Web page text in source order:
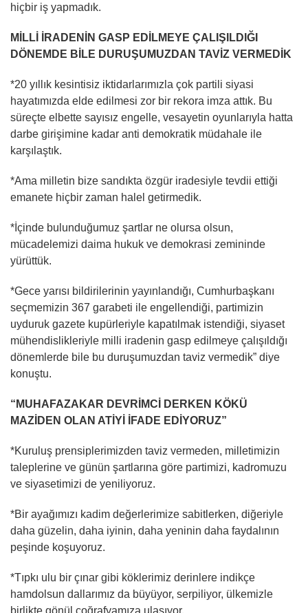
hiçbir iş yapmadık.
MİLLİ İRADENİN GASP EDİLMEYE ÇALIŞILDIĞI
DÖNEMDE BİLE DURUŞUMUZDAN TAVİZ VERMEDİK
*20 yıllık kesintisiz iktidarlarımızla çok partili siyasi
hayatımızda elde edilmesi zor bir rekora imza attık. Bu
süreçte elbette sayısız engelle, vesayetin oyunlarıyla hatta
darbe girişimine kadar anti demokratik müdahale ile
karşılaştık.
*Ama milletin bize sandıkta özgür iradesiyle tevdii ettiği
emanete hiçbir zaman halel getirmedik.
*İçinde bulunduğumuz şartlar ne olursa olsun,
mücadelemizi daima hukuk ve demokrasi zemininde
yürüttük.
*Gece yarısı bildirilerinin yayınlandığı, Cumhurbaşkanı
seçmemizin 367 garabeti ile engellendiği, partimizin
uyduruk gazete kupürleriyle kapatılmak istendiği, siyaset
mühendislikleriyle milli iradenin gasp edilmeye çalışıldığı
dönemlerde bile bu duruşumuzdan taviz vermedik” diye
konuştu.
“MUHAFAZAKAR DEVRİMCİ DERKEN KÖKÜ
MAZİDEN OLAN ATİYİ İFADE EDİYORUZ”
*Kuruluş prensiplerimizden taviz vermeden, milletimizin
taleplerine ve günün şartlarına göre partimizi, kadromuzu
ve siyasetimizi de yeniliyoruz.
*Bir ayağımızı kadim değerlerimize sabitlerken, diğeriyle
daha güzelin, daha iyinin, daha yeninin daha faydalının
peşinde koşuyoruz.
*Tıpkı ulu bir çınar gibi köklerimiz derinlere indikçe
hamdolsun dallarımız da büyüyor, serpiliyor, ülkemizle
birlikte gönül coğrafyamıza ulaşıyor.